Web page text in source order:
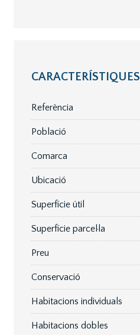
CARACTERÍSTIQUES
Referència
Població
Comarca
Ubicació
Superfície útil
Superfície parcel·la
Preu
Conservació
Habitacions individuals
Habitacions dobles